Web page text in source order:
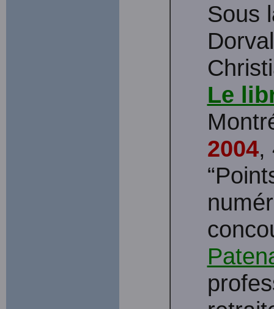
Sous
Le
2004,